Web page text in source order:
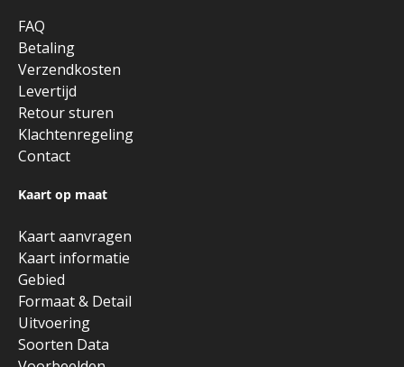
FAQ
Betaling
Verzendkosten
Levertijd
Retour sturen
Klachtenregeling
Contact
Kaart op maat
Kaart aanvragen
Kaart informatie
Gebied
Formaat & Detail
Uitvoering
Soorten Data